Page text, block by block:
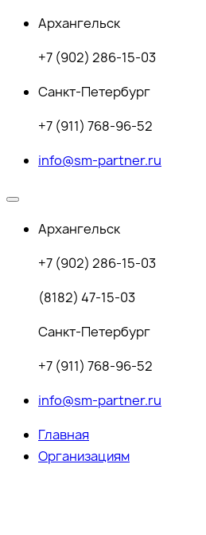
Архангельск
+7 (902) 286-15-03
Санкт-Петербург
+7 (911) 768-96-52
info@sm-partner.ru
Архангельск
+7 (902) 286-15-03
(8182) 47-15-03
Санкт-Петербург
+7 (911) 768-96-52
info@sm-partner.ru
Главная
Организациям